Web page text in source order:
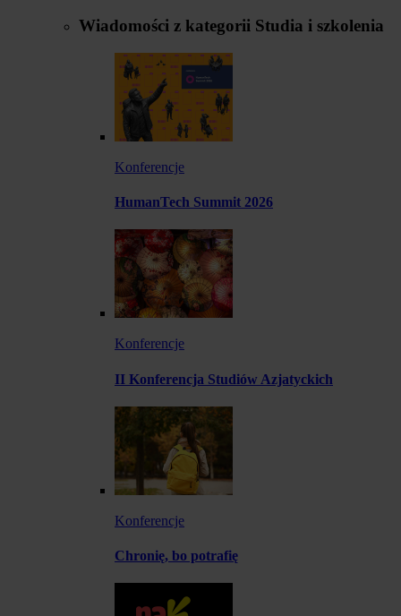
Wiadomości z kategorii Studia i szkolenia
Konferencje
HumanTech Summit 2026
Konferencje
II Konferencja Studiów Azjatyckich
Konferencje
Chronię, bo potrafię